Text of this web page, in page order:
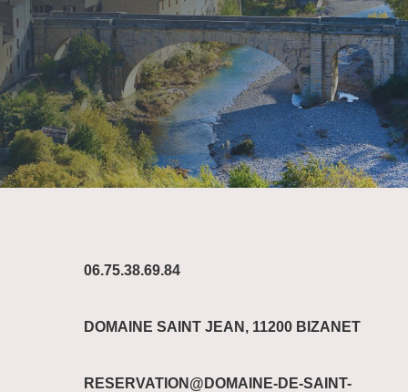
06.75.38.69.84
DOMAINE SAINT JEAN, 11200 BIZANET
RESERVATION@DOMAINE-DE-SAINT-